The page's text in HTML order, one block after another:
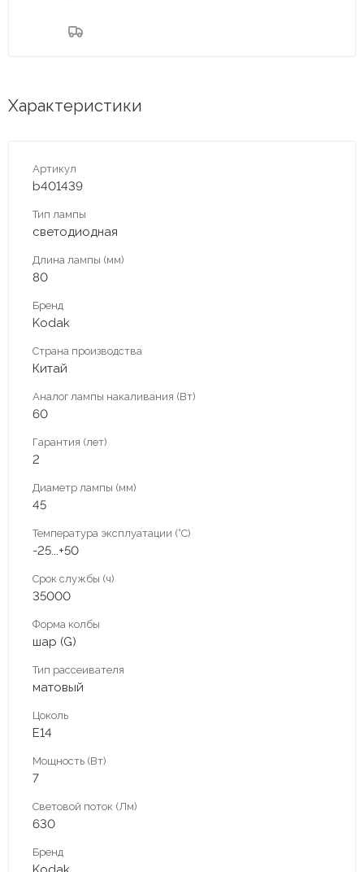
Характеристики
Артикул
b401439
Тип лампы
светодиодная
Длина лампы (мм)
80
Бренд
Kodak
Страна производства
Китай
Аналог лампы накаливания (Вт)
60
Гарантия (лет)
2
Диаметр лампы (мм)
45
Температура эксплуатации (°С)
-25...+50
Срок службы (ч)
35000
Форма колбы
шар (G)
Тип рассеивателя
матовый
Цоколь
Е14
Мощность (Вт)
7
Световой поток (Лм)
630
Бренд